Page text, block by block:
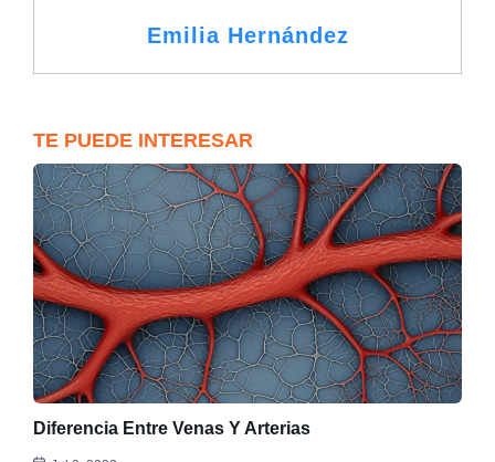
Emilia Hernández
TE PUEDE INTERESAR
Diferencia Entre Venas Y Arterias